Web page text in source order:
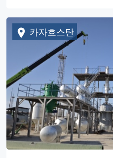
카자흐스탄